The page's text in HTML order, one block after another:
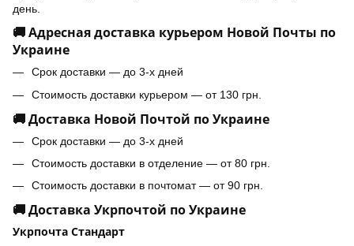
день.
🚚 Адресная доставка курьером Новой Почты по
Украине
Срок доставки — до 3-х дней
Стоимость доставки курьером — от 130 грн.
🚚 Доставка Новой Почтой по Украине
Срок доставки — до 3-х дней
Стоимость доставки в отделение — от 80 грн.
Стоимость доставки в почтомат — от 90 грн.
🚚 Доставка Укрпочтой по Украине
Укрпочта Стандарт